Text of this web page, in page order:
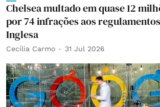
Chelsea multado em quase 12
por 74 infrações aos
Inglesa
Cecília Carmo 31 Jul 2026